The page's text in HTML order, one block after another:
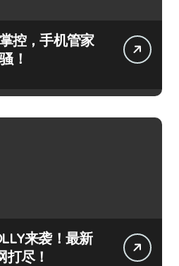
控，手机管家
！
来袭！最新
尽！